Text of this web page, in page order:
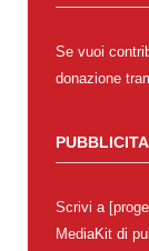
Se vuoi
donazione
Scrivi a
MediaKit di